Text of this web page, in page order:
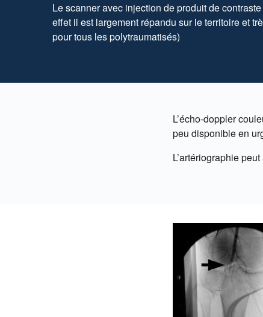
Le scanner avec injection de produit de
effet il est largement répandu sur le territoire et
pour tous les polytraumatisés)
L’écho-doppler
peu disponible en
L’artériographie